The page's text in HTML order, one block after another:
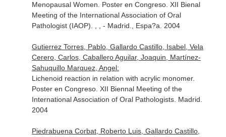
Menopausal Women. Poster en Congreso. XII Bienal
Meeting of the International Association of Oral
Pathologist (IAOP). , , - Madrid., Espa?a. 2004
Gutierrez Torres, Pablo, Gallardo Castillo, Isabel, Vela
Cerero, Carlos, Caballero Aguilar, Joaquin, Martínez-
Sahuquillo Marquez, Angel:
Lichenoid reaction in relation with acrylic monomer.
Poster en Congreso. XII Biennal Meeting of the
International Association of Oral Pathologists. Madrid.
2004
Piedrabuena Corbat, Roberto Luis, Gallardo Castillo,